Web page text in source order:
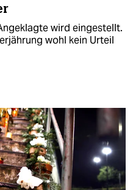
wird eingestellt.
wohl kein Urteil